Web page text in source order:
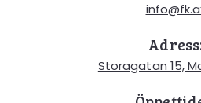
Storagatan 15,